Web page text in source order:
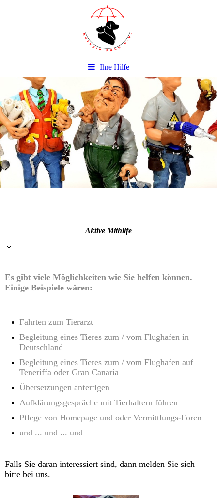
Ihre Hilfe
Aktive Mithilfe
Es gibt viele Möglichkeiten wie Sie helfen können.
Einige Beispiele wären:
Fahrten zum Tierarzt
Begleitung eines Tieres zum / vom Flughafen in
Deutschland
Begleitung eines Tieres zum / vom Flughafen auf
Teneriffa oder Gran Canaria
Übersetzungen anfertigen
Aufklärungsgespräche mit Tierhaltern führen
Pflege von Homepage und oder Vermittlungs-Foren
und ... und ... und
Falls Sie daran interessiert sind, dann melden Sie sich
bitte bei uns.